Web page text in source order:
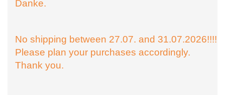
Danke.
No shipping between 27.07. and 31.07.2026!!!!
Please plan your purchases accordingly.
Thank you.